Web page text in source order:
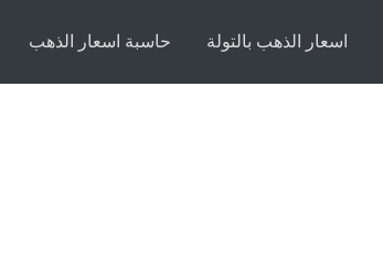
اسعار الذهب بالتولة حاسبة اسعار الذهب